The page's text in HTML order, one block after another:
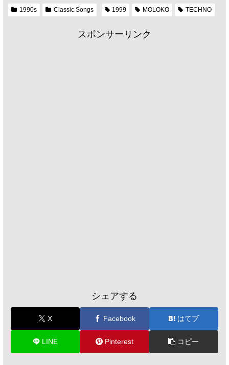
1990s Classic Songs 1999 MOLOKO TECHNO
スポンサーリンク
シェアする
X Facebook はてブ
LINE Pinterest コピー